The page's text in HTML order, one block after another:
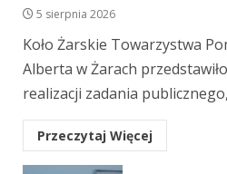
5 sierpnia 2026
Koło Żarskie Towarzystwa
Alberta w Żarach
realizacji zadania
Przeczytaj Więcej